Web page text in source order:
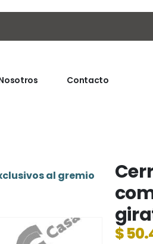
Contacto
al gremio
$